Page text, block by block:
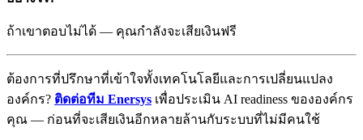
ถ้าเขาตอบไม่ได้ — คุณกำลังจะเสียเงินฟรี
ต้องการที่ปรึกษาที่เข้าใจทั้งเทคโนโลยีและการเปลี่ยนแปลง
องค์กร? ติดต่อทีม Enersys เพื่อประเมิน AI readiness ขององค์กร
คุณ — ก่อนที่จะเสียเงินอีกหลายล้านกับระบบที่ไม่มีคนใช้